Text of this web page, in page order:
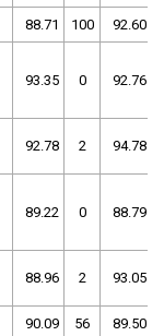
88.71 100 92.60
93.35 0 92.76
92.78 2 94.78
89.22 0 88.79
88.96 2 93.05
90.09 56 89.50